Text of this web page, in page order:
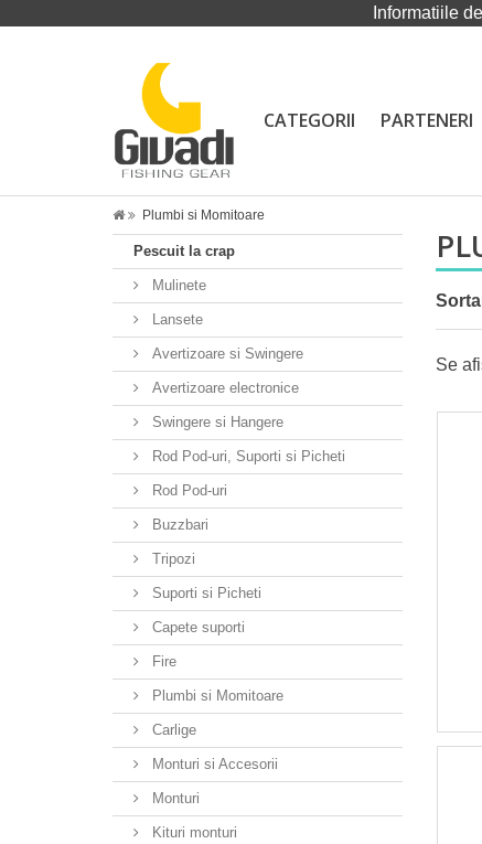
Informatiile
CATEGORII PARTENERI
Plumbi si Momitoare
Pescuit la crap
Mulinete
Lansete
Avertizoare si Swingere
Avertizoare electronice
Swingere si Hangere
Rod Pod-uri, Suporti si Picheti
Rod Pod-uri
Buzzbari
Tripozi
Suporti si Picheti
Capete suporti
Fire
Plumbi si Momitoare
Carlige
Monturi si Accesorii
Monturi
Kituri monturi
Se